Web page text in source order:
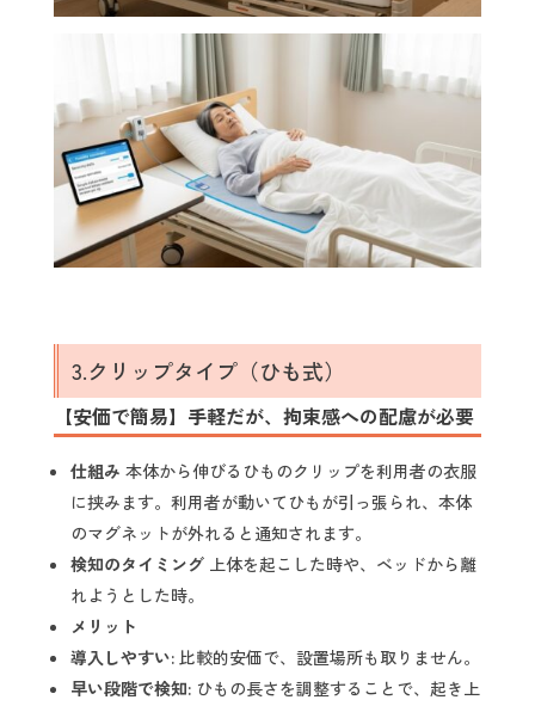
3.クリップタイプ（ひも式）
【安価で簡易】手軽だが、拘束感への配慮が必要
仕組み 本体から伸びるひものクリップを利用者の衣服
に挟みます。利用者が動いてひもが引っ張られ、本体
のマグネットが外れると通知されます。
検知のタイミング上体を起こした時や、ベッドから離
れようとした時。
メリット
導入しやすい:比較的安価で、設置場所も取りません。
早い段階で検知:ひもの長さを調整することで、起き上